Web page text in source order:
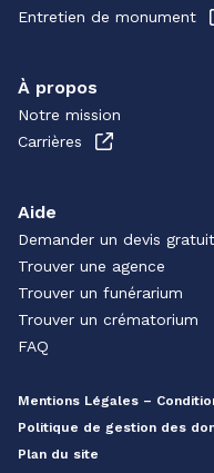
Entretien de monument
À propos
Notre mission
Carrières
Aide
Demander un devis gratuit
Trouver une agence
Trouver un funérarium
Trouver un crématorium
FAQ
Mentions Légales –
Politique de gestion des
Plan du site